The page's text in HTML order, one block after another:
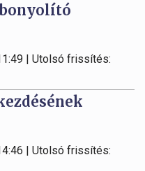
| Utolsó frissítés:
| Utolsó frissítés: